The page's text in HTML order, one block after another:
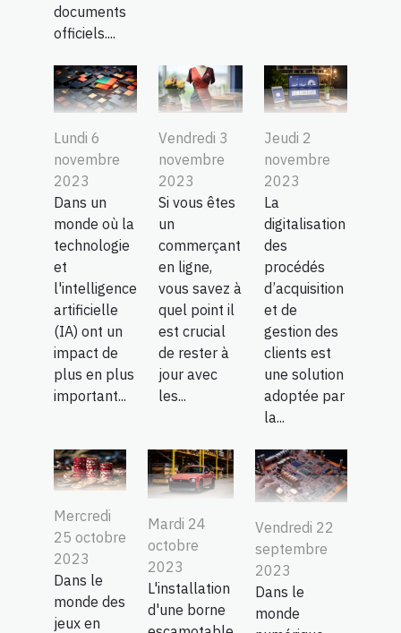
documents
officiels....
Lundi 6
novembre
2023
Dans un
monde où la
technologie
et
l'intelligence
artificielle
(IA) ont un
impact de
plus en plus
important...
Vendredi 3
novembre
2023
Si vous êtes
un
commerçant
en ligne,
vous savez à
quel point il
est crucial
de rester à
jour avec
les...
Jeudi 2
novembre
2023
La
digitalisation
des
procédés
d’acquisition
et de
gestion des
clients est
une solution
adoptée par
la...
Mercredi
25 octobre
2023
Dans le
monde des
jeux en
Mardi 24
octobre
2023
L'installation
d'une borne
Vendredi 22
septembre
2023
Dans le
monde